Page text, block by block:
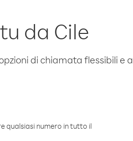
da Cile
di chiamata flessibili e a
qualsiasi numero in tutto il